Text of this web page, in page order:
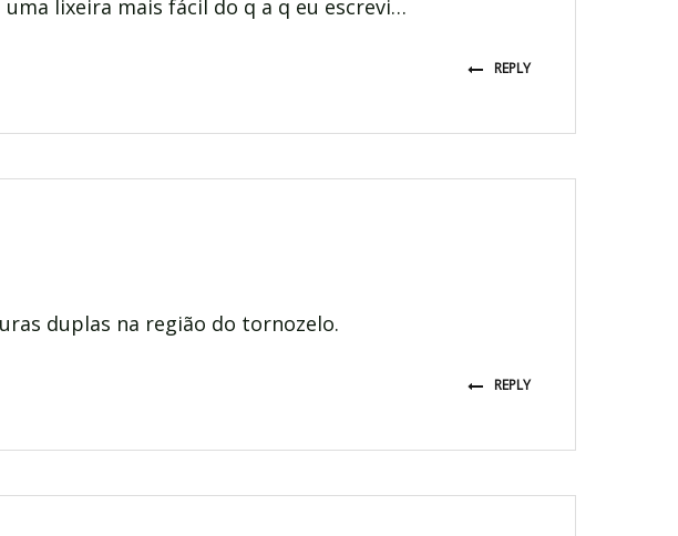
lixeira mais fácil do q a q eu escrevi…
REPLY
duplas na região do tornozelo.
REPLY